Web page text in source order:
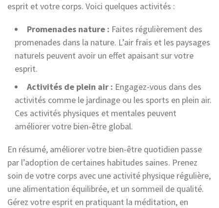
esprit et votre corps. Voici quelques activités :
Promenades nature : Faites régulièrement des
promenades dans la nature. L’air frais et les paysages
naturels peuvent avoir un effet apaisant sur votre
esprit.
Activités de plein air : Engagez-vous dans des
activités comme le jardinage ou les sports en plein air.
Ces activités physiques et mentales peuvent
améliorer votre bien-être global.
En résumé, améliorer votre bien-être quotidien passe
par l’adoption de certaines habitudes saines. Prenez
soin de votre corps avec une activité physique régulière,
une alimentation équilibrée, et un sommeil de qualité.
Gérez votre esprit en pratiquant la méditation, en